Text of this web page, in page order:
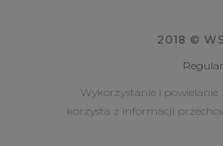
2018 ©
Wykorzystanie i
korzysta z informacji